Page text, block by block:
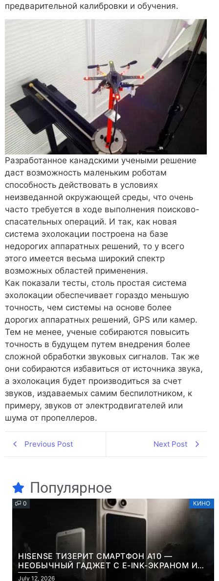
предварительной калибровки и обучения.
Разработанное канадскими учеными решение
даст возможность маленьким роботам
способность действовать в условиях
неизведанной окружающей среды, что очень
часто требуется в ходе выполнения поисково-
спасательных операций. И так, как новая
система эхолокации построена на базе
недорогих аппаратных решений, то у всего
этого имеется весьма широкий спектр
возможных областей применения.
Как показали тесты, столь простая система
эхолокации обеспечивает гораздо меньшую
точность, чем системы на основе более
дорогих аппаратных решений, GPS или камер.
Тем не менее, ученые собираются повысить
точность в будущем путем внедрения более
сложной обработки звуковых сигналов. Так же
они собираются избавиться от источника звука,
а эхолокация будет производиться за счет
звуков, издаваемых самим беспилотником, к
примеру, звуков от электродвигателей или
шума от пропеллеров.
Previous Post Next Post
Популярное
0 КИНО
HISENSE ТИЗЕРИТ СМАРТФОН A10 —
НЕОБЫЧНЫЙ ГАДЖЕТ С E-INK-ЭКРАНОМ И
СЪЕМНОЙ LCD-ПАНЕЛЬЮ ДЛЯ ЦВЕТНОГО
July 12, 2026